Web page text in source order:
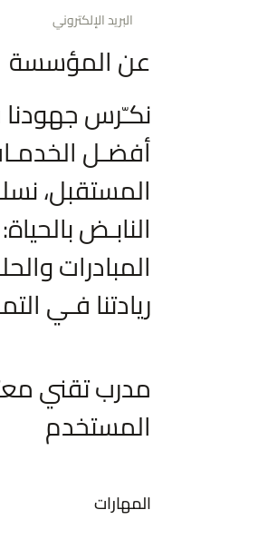
البريد الإلكتروني
عن المؤسسة
نكـّرس جهودنا
أفضـل
المستقبل،
النابـض
المبادرات
ريادتنا فـي
مدرب تقني
المستخدم
المهارات